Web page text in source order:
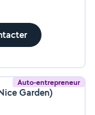
Auto-entrepreneur
Garden)